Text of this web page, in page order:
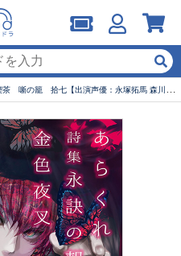
の籠 拾七【出演声優：永塚拓馬 森川智之 葉山翔太】